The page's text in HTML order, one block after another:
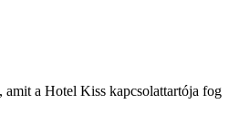
amit a Hotel Kiss kapcsolattartója fog